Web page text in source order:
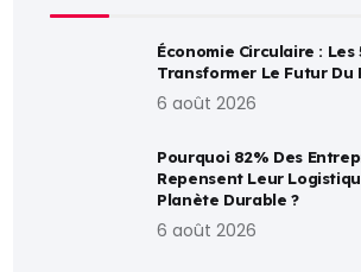
Économie Circulaire : Les
Transformer Le Futur Du
6 août 2026
Pourquoi 82% Des
Repensent Leur
Planète Durable ?
6 août 2026